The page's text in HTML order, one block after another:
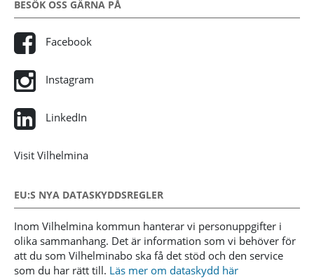
BESÖK OSS GÄRNA PÅ
Facebook
Instagram
LinkedIn
Visit Vilhelmina
EU:S NYA DATASKYDDSREGLER
Inom Vilhelmina kommun hanterar vi personuppgifter i
olika sammanhang. Det är information som vi behöver för
att du som Vilhelminabo ska få det stöd och den service
som du har rätt till. Läs mer om dataskydd här